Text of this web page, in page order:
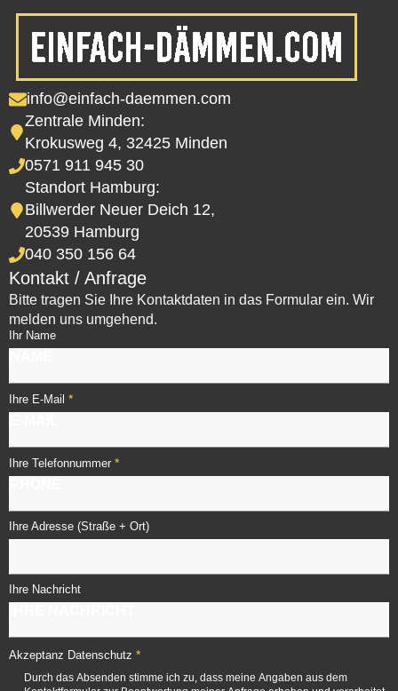
info@einfach-daemmen.com
Zentrale Minden:
Krokusweg 4, 32425 Minden
0571 911 945 30
Standort Hamburg:
Billwerder Neuer Deich 12,
20539 Hamburg
040 350 156 64
Kontakt / Anfrage
Bitte tragen Sie Ihre Kontaktdaten in das Formular ein. Wir
melden uns umgehend.
Ihr Name
Ihre E-Mail *
Ihre Telefonnummer *
Ihre Adresse (Straße + Ort)
Ihre Nachricht
Akzeptanz Datenschutz *
Durch das Absenden stimme ich zu, dass meine Angaben aus dem